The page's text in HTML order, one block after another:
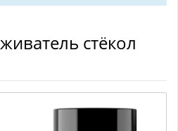
стёкол